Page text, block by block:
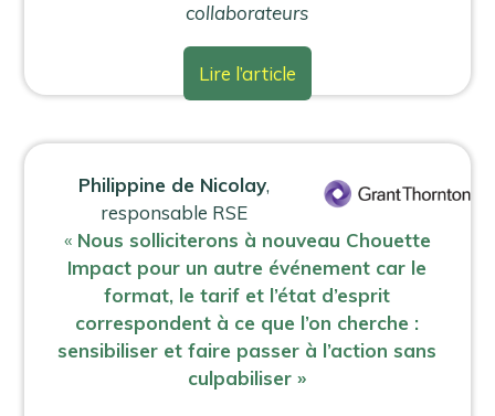
collaborateurs
Lire l’article
Philippine de Nicolay,
responsable RSE
« Nous solliciterons à nouveau Chouette
Impact pour un autre événement car le
format, le tarif et l’état d’esprit
correspondent à ce que l’on cherche :
sensibiliser et faire passer à l’action sans
culpabiliser »